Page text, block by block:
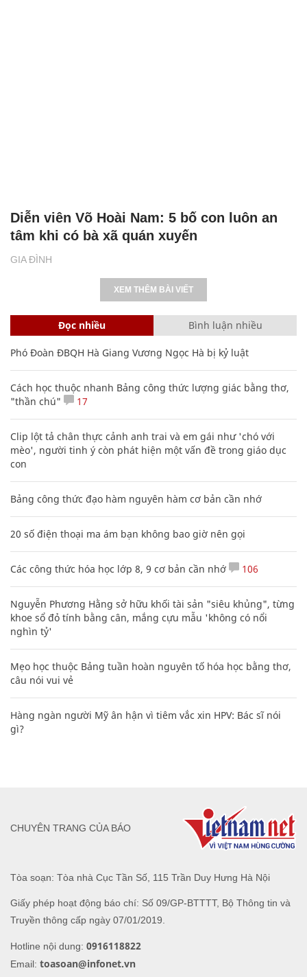
GIA ĐÌNH
Diễn viên Võ Hoài Nam: 5 bố con luôn an
tâm khi có bà xã quán xuyến
XEM THÊM BÀI VIẾT
Đọc nhiều Bình luận nhiều
Phó Đoàn ĐBQH Hà Giang Vương Ngọc Hà bị kỷ luật
Cách học thuộc nhanh Bảng công thức lượng giác bằng thơ,
"thần chú"
17
Clip lột tả chân thực cảnh anh trai và em gái như 'chó với
mèo', người tinh ý còn phát hiện một vấn đề trong giáo dục
con
Bảng công thức đạo hàm nguyên hàm cơ bản cần nhớ
20 số điện thoại ma ám bạn không bao giờ nên gọi
Các công thức hóa học lớp 8, 9 cơ bản cần nhớ 106
Nguyễn Phương Hằng sở hữu khối tài sản "siêu khủng", từng
khoe sổ đỏ tính bằng cân, mắng cựu mẫu 'không có nổi
nghìn tỷ'
Mẹo học thuộc Bảng tuần hoàn nguyên tố hóa học bằng thơ,
câu nói vui vẻ
Hàng ngàn người Mỹ ân hận vì tiêm vắc xin HPV: Bác sĩ nói
gì?
Tòa soạn: Tòa nhà Cục Tần Số, 115 Trần Duy Hưng Hà Nội
Giấy phép hoạt động báo chí: Số 09/GP-BTTTT, Bộ Thông tin và
Truyền thông cấp ngày 07/01/2019.
Hotline nội dung: 0916118822
Email: toasoan@infonet.vn
CHUYÊN TRANG CỦA BÁO